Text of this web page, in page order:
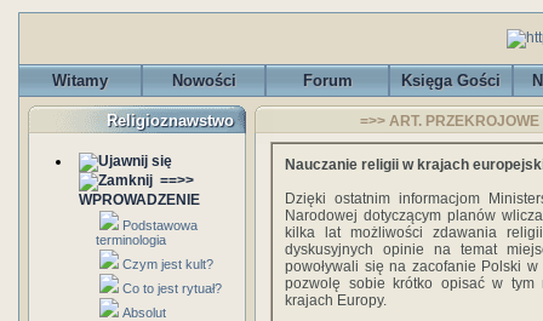
Witamy Nowości Forum Księga Gości
Religioznawstwo
==>>
WPROWADZENIE
Podstawowa
terminologia
Czym jest kult?
Co to jest rytuał?
Absolut
=>> ART.
Nauczanie religii w krajach
Dzięki ostatnim informacjom
Narodowej dotyczącym planów
kilka lat możliwości zdawania
dyskusyjnych opinie na temat
powoływali się na zacofanie Polski
pozwolę sobie krótko opisać w tym
krajach Europy.